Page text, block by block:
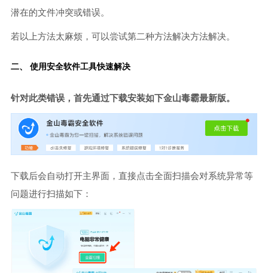
潜在的文件冲突或错误。
若以上方法太麻烦，可以尝试第二种方法解决方法解决。
二、 使用安全软件工具快速解决
针对此类错误，首先通过下载安装如下金山毒霸最新版。
下载后会自动打开主界面，直接点击全面扫描会对系统异常等
问题进行扫描如下：